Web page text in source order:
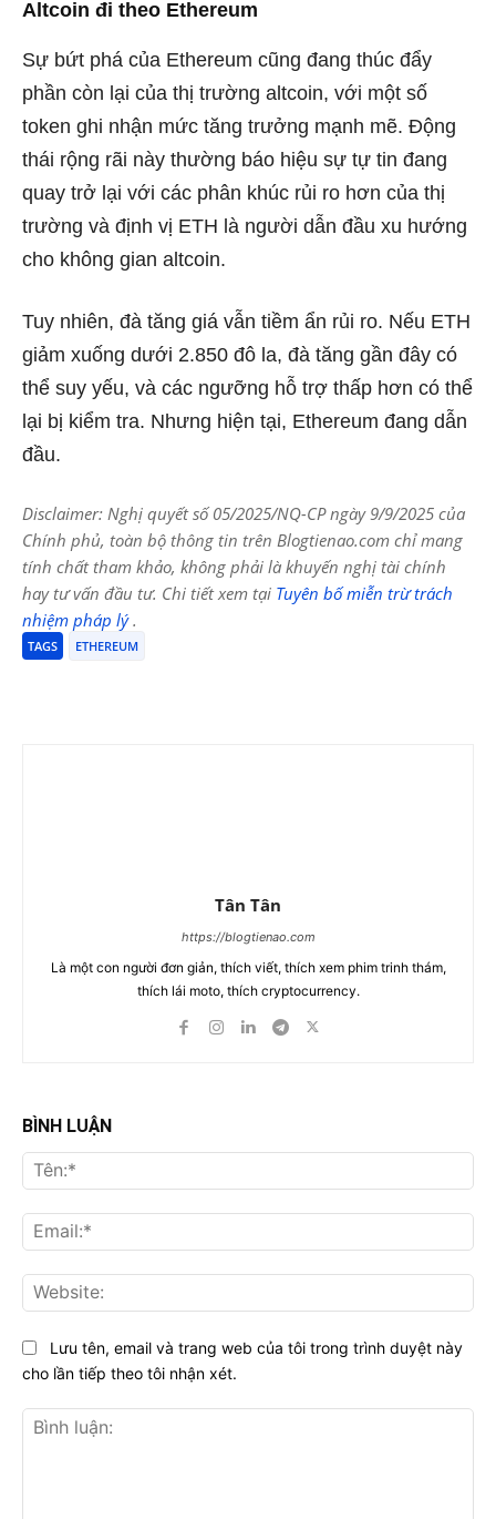
Altcoin đi theo Ethereum
Sự bứt phá của Ethereum cũng đang thúc đẩy
phần còn lại của thị trường altcoin, với một số
token ghi nhận mức tăng trưởng mạnh mẽ. Động
thái rộng rãi này thường báo hiệu sự tự tin đang
quay trở lại với các phân khúc rủi ro hơn của thị
trường và định vị ETH là người dẫn đầu xu hướng
cho không gian altcoin.
Tuy nhiên, đà tăng giá vẫn tiềm ẩn rủi ro. Nếu ETH
giảm xuống dưới 2.850 đô la, đà tăng gần đây có
thể suy yếu, và các ngưỡng hỗ trợ thấp hơn có thể
lại bị kiểm tra. Nhưng hiện tại, Ethereum đang dẫn
đầu.
Disclaimer: Nghị quyết số 05/2025/NQ-CP ngày 9/9/2025 của
Chính phủ, toàn bộ thông tin trên Blogtienao.com chỉ mang
tính chất tham khảo, không phải là khuyến nghị tài chính
hay tư vấn đầu tư. Chi tiết xem tại Tuyên bố miễn trừ trách
nhiệm pháp lý.
TAGS ETHEREUM
Tân Tân
https://blogtienao.com
Là một con người đơn giản, thích viết, thích xem phim trinh thám,
thích lái moto, thích cryptocurrency.
BÌNH LUẬN
Lưu tên, email và trang web của tôi trong trình duyệt này
cho lần tiếp theo tôi nhận xét.